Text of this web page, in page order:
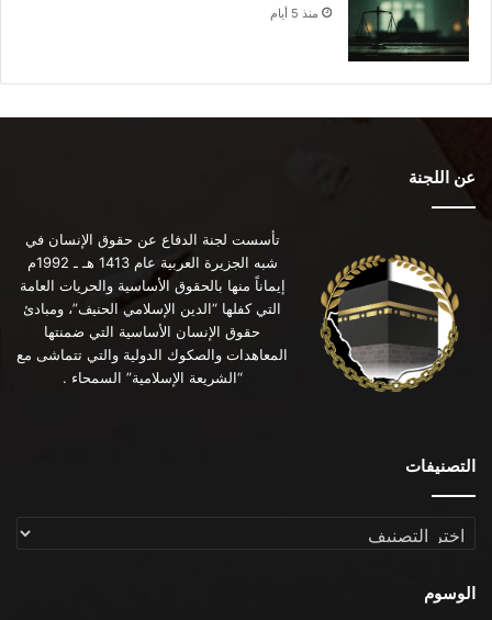
منذ 5 أيام
عن اللجنة
تأسست لجنة الدفاع عن حقوق الإنسان في
شبه الجزيرة العربية عام 1413 هـ ـ 1992م
إيماناً منها بالحقوق الأساسية والحريات العامة
التي كفلها “الدين الإسلامي الحنيف”، ومبادئ
حقوق الإنسان الأساسية التي ضمنتها
المعاهدات والصكوك الدولية والتي تتماشى مع
“الشريعة الإسلامية” السمحاء .
التصنيفات
التصنيفات
الوسوم